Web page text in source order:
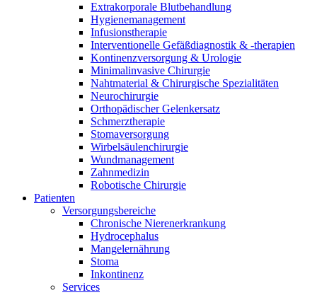
Finden Sie das Produkt, das Sie suchen. Besuchen Sie den
Innovation Hub
Lassen Sie uns Innovationen in der Medizintechnologie
Extrakorporale Blutbehandlung
Hygienemanagement
Infusionstherapie
Interventionelle Gefäßdiagnostik & -therapien
Kontinenzversorgung & Urologie
Minimalinvasive Chirurgie
Nahtmaterial & Chirurgische Spezialitäten
Neurochirurgie
Orthopädischer Gelenkersatz
Schmerztherapie
Stomaversorgung
Wirbelsäulenchirurgie
Wundmanagement
Zahnmedizin
Robotische Chirurgie
Patienten
Versorgungsbereiche
Chronische Nierenerkrankung
Hydrocephalus
Mangelernährung
Stoma
Inkontinenz
Services